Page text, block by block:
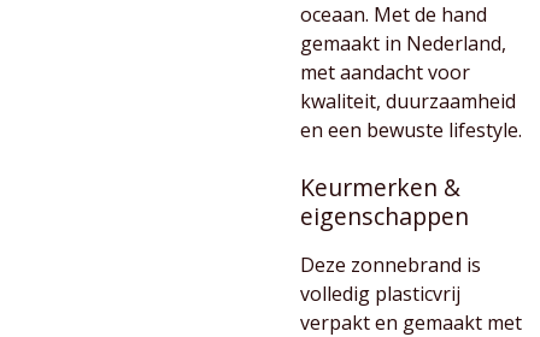
oceaan. Met de hand
gemaakt in Nederland,
met aandacht voor
kwaliteit, duurzaamheid
en een bewuste lifestyle.
Keurmerken &
eigenschappen
Deze zonnebrand is
volledig plasticvrij
verpakt en gemaakt met